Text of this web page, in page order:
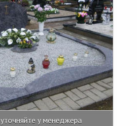
уточняйте у менеджера